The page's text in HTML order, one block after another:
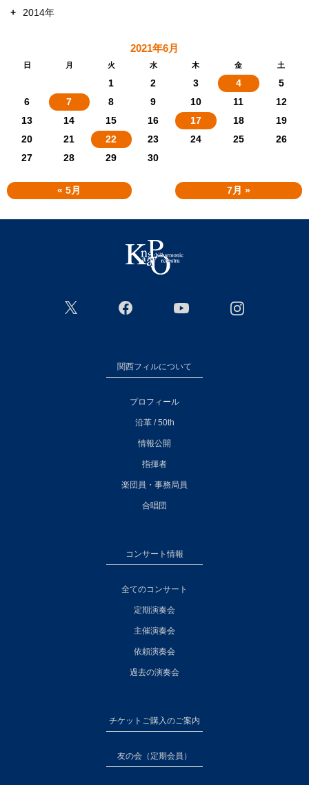
+
2014年
2021年6月
日 月 火 水 木 金 土
« 5月 7月 »
1 2 3 4
5
6
7 8 9 10 11
12
13
14 15 16 17 18
19
20
21 22 23 24 25
26
27
28 29 30
関西フィルについて
プロフィール
沿革 / 50th
情報公開
指揮者
楽団員・事務局員
合唱団
コンサート情報
全てのコンサート
定期演奏会
主催演奏会
依頼演奏会
過去の演奏会
チケットご購入のご案内
友の会（定期会員）